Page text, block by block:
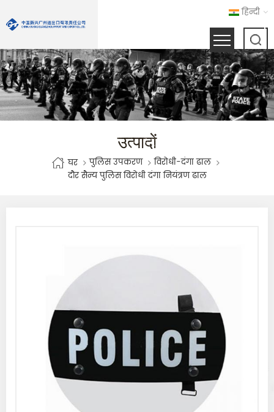
हिन्दी
उत्पादों
घर पुलिस उपकरण
विरोधी-दंगा ढाल
दौर सैन्य पुलिस विरोधी दंगा नियंत्रण ढाल